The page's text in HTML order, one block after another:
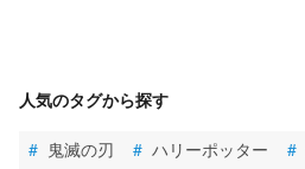
人気のタグから探す
# 鬼滅の刃 # ハリーポッター #